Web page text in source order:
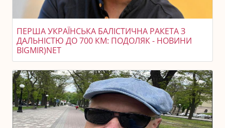
ПЕРША УКРАЇНСЬКА БАЛІСТИЧНА РАКЕТА З
ДАЛЬНІСТЮ ДО 700 КМ: ПОДОЛЯК - НОВИНИ
BIGMIR)NET